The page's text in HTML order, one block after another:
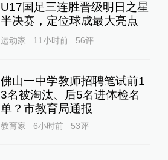
U17国足三连胜晋级明日之星
半决赛，定位球成最大亮点
运动家 11小时前 56评
佛山一中学教师招聘笔试前1
3名被淘汰、后5名进体检名
单？市教育局通报
教育家 6小时前 53评